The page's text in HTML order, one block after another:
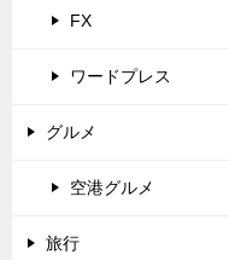
FX
ワードプレス
グルメ
空港グルメ
旅行